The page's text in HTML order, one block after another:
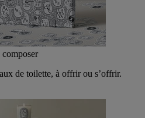
de toilette, à offrir ou s’offrir.